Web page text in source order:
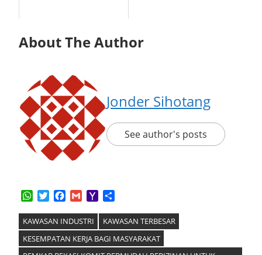
About The Author
Jonder Sihotang
See author's posts
WhatsApp
TwitterFacebook
GmailYahoo
KAWASAN INDUSTRI
KAWASAN TERBESAR
KESEMPATAN KERJA BAGI MASYARAKAT